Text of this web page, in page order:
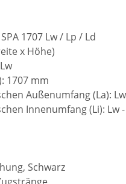
1707 Lw / Lp / Ld
x Höhe)
1707 mm
Außenumfang (La):
Innenumfang (Li): Lw
Schwarz